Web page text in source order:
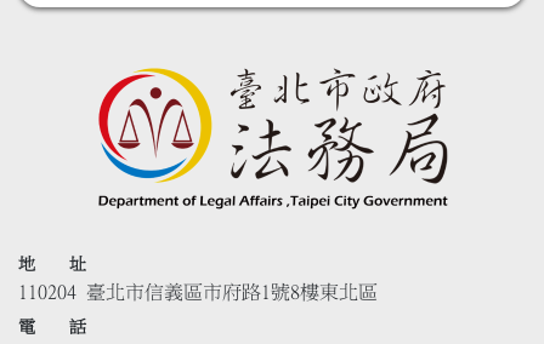
地 址
110204 臺北市信義區市府路1號8樓東北區
電 話